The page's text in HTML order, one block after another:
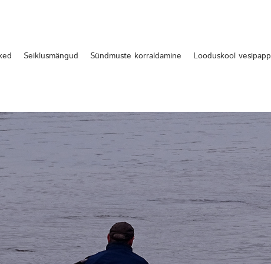
Seiklusmängud Sündmuste korraldamine Looduskool vesipapp